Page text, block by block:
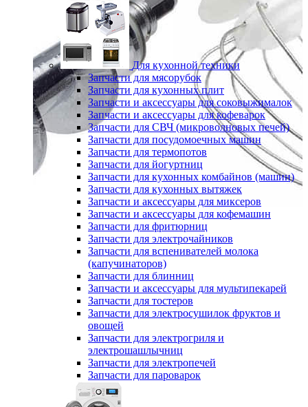
Для кухонной техники
Запчасти для мясорубок
Запчасти для кухонных плит
Запчасти и аксессуары для соковыжималок
Запчасти и аксессуары для кофеварок
Запчасти для СВЧ (микроволновых печей)
Запчасти для посудомоечных машин
Запчасти для термопотов
Запчасти для йогуртниц
Запчасти для кухонных комбайнов (машин)
Запчасти для кухонных вытяжек
Запчасти и аксессуары для миксеров
Запчасти и аксессуары для кофемашин
Запчасти для фритюрниц
Запчасти для электрочайников
Запчасти для вспенивателей молока
(капучинаторов)
Запчасти для блинниц
Запчасти и аксессуары для мультипекарей
Запчасти для тостеров
Запчасти для электросушилок фруктов и
овощей
Запчасти для электрогриля и
электрошашлычниц
Запчасти для электропечей
Запчасти для пароварок